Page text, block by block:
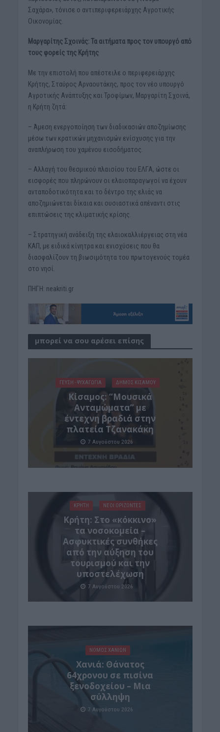
Σαχάρα», τόνισε ο αντιπεριφερειάρχης Αγροτικής
Οικονομίας.
Μαργαρίτης Σχοινάς: Τα αιτήματα προς τον υπουργό από
τους φορείς της Κρήτης
Με την επιστολή που απέστειλε ο περιφερειάρχης
Κρήτης, Σταύρος Αρναουτάκης, προς τον νέο υπουργό
Αγροτικής Ανάπτυξης και Τροφίμων, Μαργαρίτη Σχοινά,
η Κρήτη ζητά:
– Άμεση ενεργοποίηση των διαδικασιών αποζημίωσης
μέσω των κρατικών μηχανισμών ενίσχυσης για την
αναπλήρωση του χαμένου εισοδήματος.
– Αλλαγή του θεσμικού πλαισίου του ΕΛΓΑ, ώστε οι
εισφορές που πληρώνουν οι ελαιοπαραγωγοί να έχουν
ανταποδοτικότητα και το δέντρο της ελιάς να
αποζημιώνεται δίκαια και ουσιαστικά απέναντι στις
επιπτώσεις της κλιματικής κρίσης.
– Στρατηγική ανάδειξη της ελαιοκαλλιέργειας στη νέα
ΚΑΠ, με ειδικά κίνητρα και ενισχύσεις που θα
διασφαλίζουν τη βιωσιμότητα του πρωτογενούς τομέα
στο νησί.
ΠΗΓΗ: neakriti.gr
μπορεί να σου αρέσει επίσης
ΓΕΎΣΗ - ΨΥΧΑΓΩΓΊΑ ΔΉΜΟΣ ΚΙΣΆΜΟΥ
Κίσαμος: “Μουσικά
Ανταμώματα” με
έντεχνη βραδιά στην
πλατεία Τζανακάκη
7 Αυγούστου 2026
ΚΡΗΤΗ ΝΕΟΙ ΟΡΙΖΟΝΤΕΣ
Κρήτη: Στο «κόκκινο»
τα νοσοκομεία –
Ασφυκτικές συνθήκες
από την αύξηση του
τουρισμού και την
υποστελέχωση
7 Αυγούστου 2026
ΝΟΜΌΣ ΧΑΝΊΩΝ
Χανιά: Θάνατος
64χρονου σε πισίνα
ξενοδοχείου – Μια
σύλληψη
7 Αυγούστου 2026